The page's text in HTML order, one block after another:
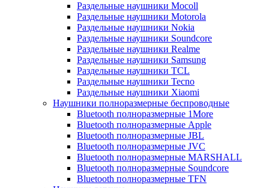
Раздельные наушники Mocoll
Раздельные наушники Motorola
Раздельные наушники Nokia
Раздельные наушники Soundcore
Раздельные наушники Realme
Раздельные наушники Samsung
Раздельные наушники TCL
Раздельные наушники Tecno
Раздельные наушники Xiaomi
Наушники полноразмерные беспроводные
Bluetooth полноразмерные 1More
Bluetooth полноразмерные Apple
Bluetooth полноразмерные JBL
Bluetooth полноразмерные JVC
Bluetooth полноразмерные MARSHALL
Bluetooth полноразмерные Soundcore
Bluetooth полноразмерные TFN